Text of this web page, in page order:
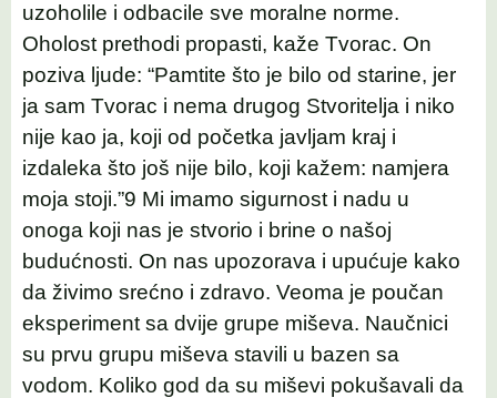
uzoholile i odbacile sve moralne norme.
Oholost prethodi propasti, kaže Tvorac. On
poziva ljude: “Pamtite što je bilo od starine, jer
ja sam Tvorac i nema drugog Stvoritelja i niko
nije kao ja, koji od početka javljam kraj i
izdaleka što još nije bilo, koji kažem: namjera
moja stoji.”9 Mi imamo sigurnost i nadu u
onoga koji nas je stvorio i brine o našoj
budućnosti. On nas upozorava i upućuje kako
da živimo srećno i zdravo. Veoma je poučan
eksperiment sa dvije grupe miševa. Naučnici
su prvu grupu miševa stavili u bazen sa
vodom. Koliko god da su miševi pokušavali da